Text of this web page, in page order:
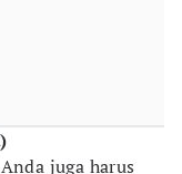
juga harus